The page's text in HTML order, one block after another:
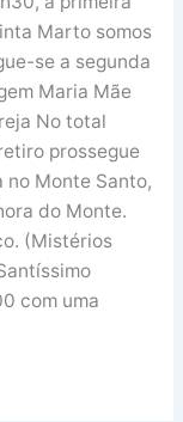
Marto somos
se a segunda
Maria Mãe
No total
prossegue
no Monte Santo,
do Monte.
(Mistérios
com uma